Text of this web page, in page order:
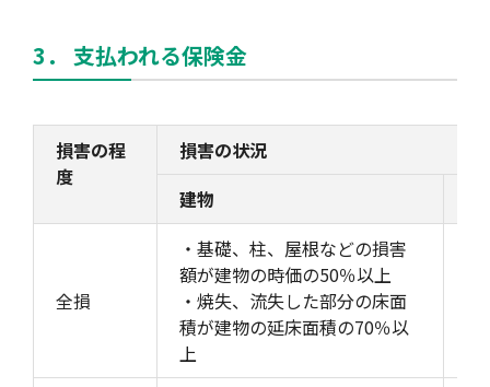
3． 支払われる保険金
損害の程
度
損害の状況
建物
全損
・基礎、柱、屋根などの損害
額が建物の時価の50％以上
・焼失、流失した部分の床面
積が建物の延床面積の70％以
上